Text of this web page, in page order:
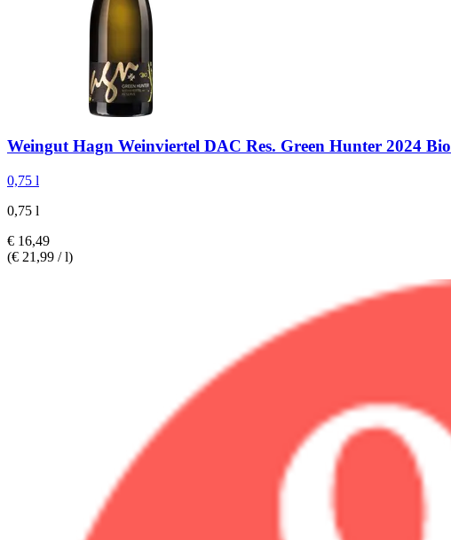
Weingut Hagn Weinviertel DAC Res. Green Hunter 2024 Bio
0,75 l
0,75 l
€ 16,49
(€ 21,99 / l)